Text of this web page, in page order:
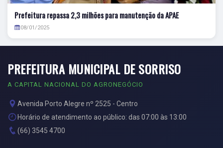
Prefeitura repassa 2,3 milhões para manutenção da APAE
08/01/2025
PREFEITURA MUNICIPAL DE SORRISO
A CAPITAL NACIONAL DO AGRONEGÓCIO
Avenida Porto Alegre nº 2525 - Centro
Horário de atendimento ao público: das 07:00 às 13:00
(66) 3545 4700